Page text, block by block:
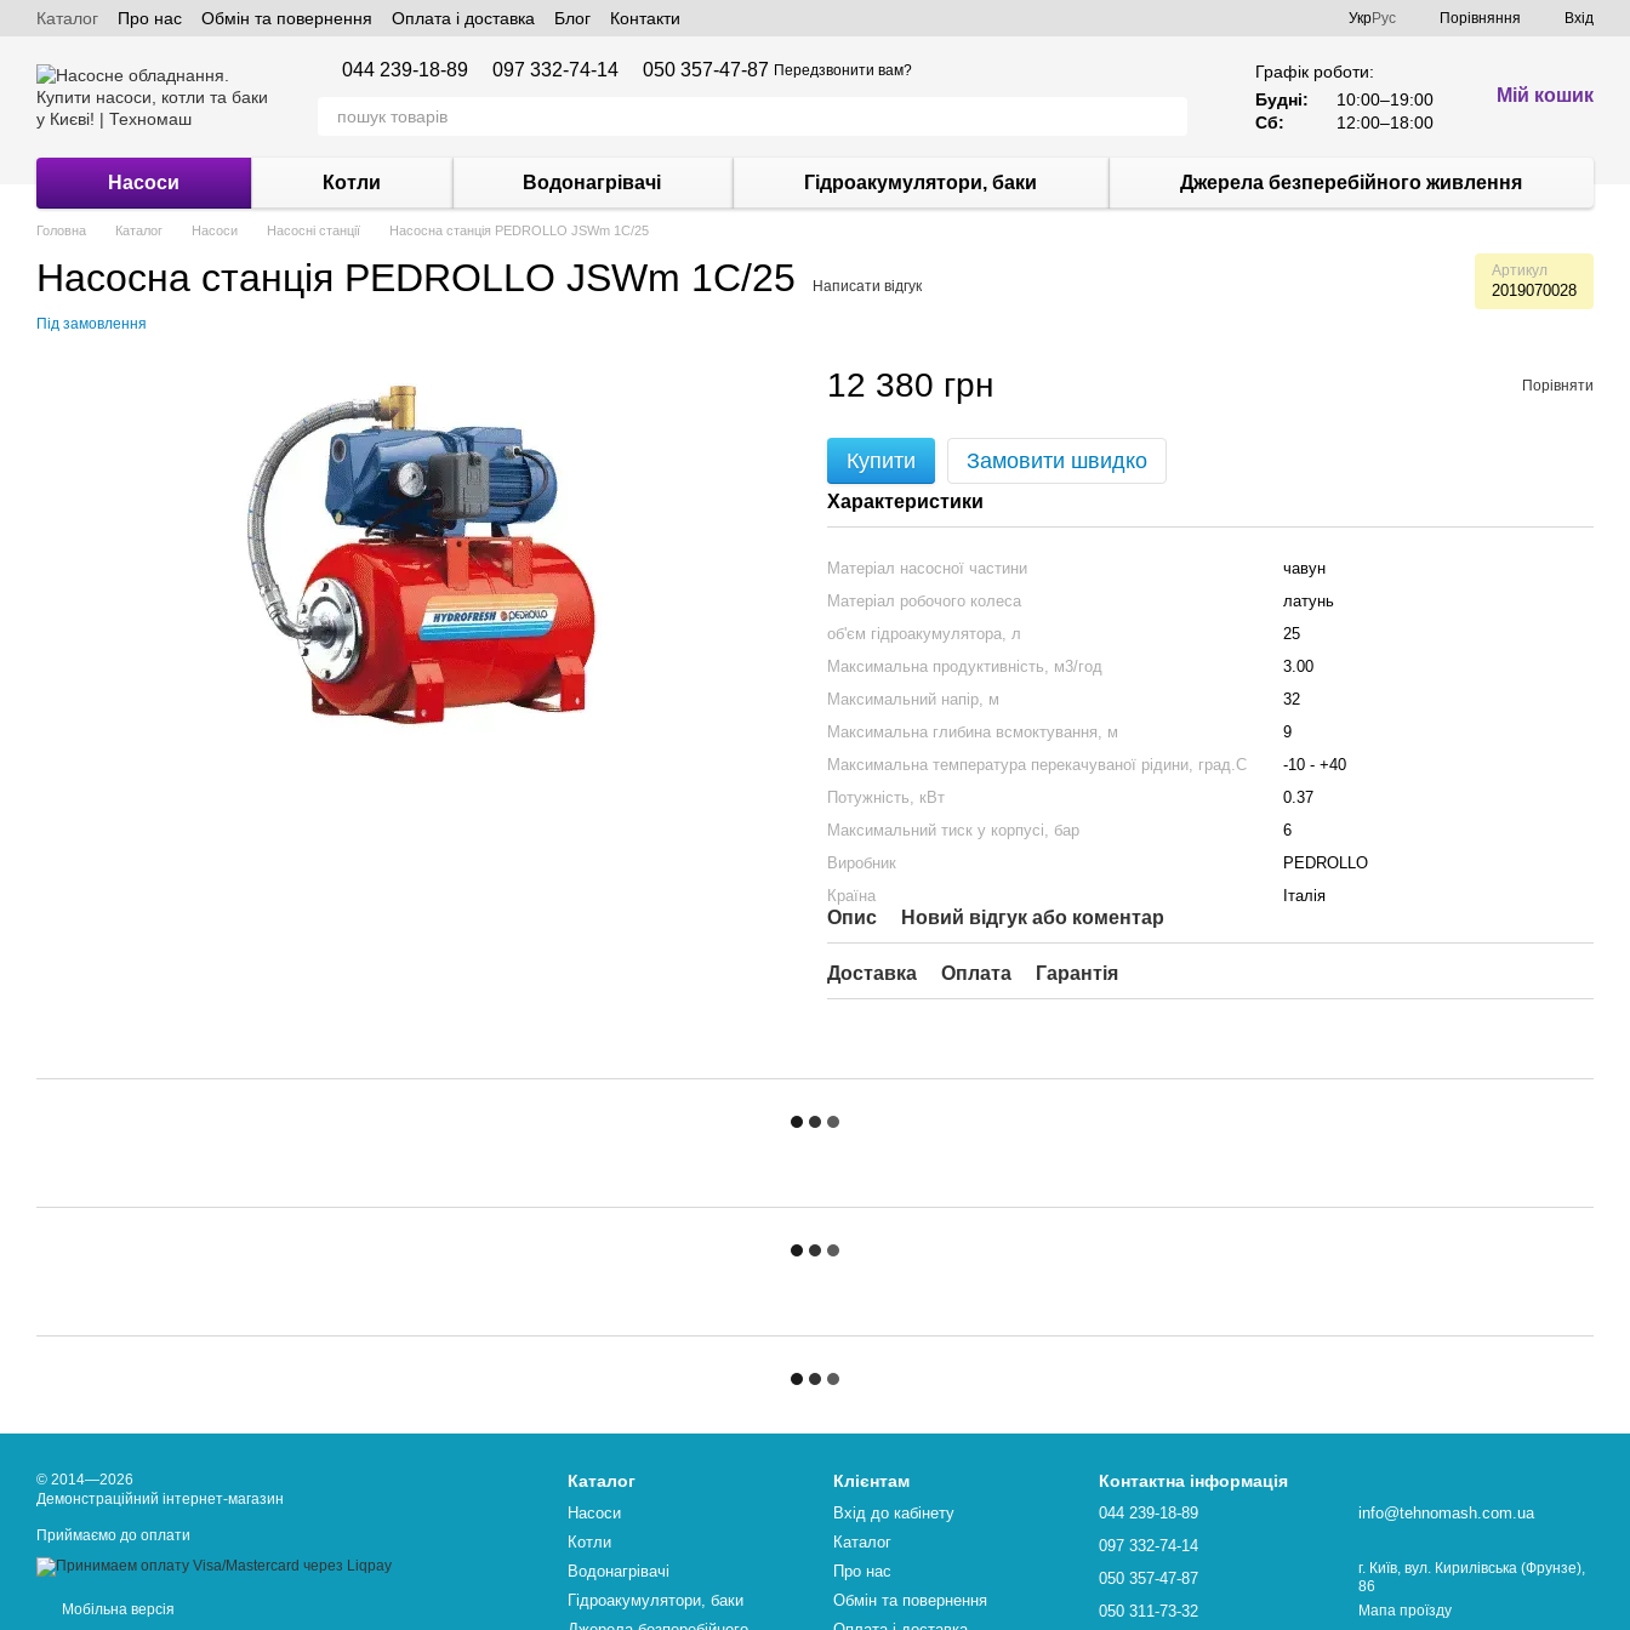
Перейти до основного контенту
Каталог Про нас Обмін та повернення Оплата і доставка Блог Контакти УкрРус Порівняння Вхід
044 239-18-89 097 332-74-14 050 357-47-87 Передзвонити вам?
Графік роботи:
Будні:
10:00–19:00
Сб:
12:00–18:00
Мій кошик
Насоси Котли Водонагрівачі Гідроакумулятори, баки Джерела безперебійного живлення
Головна Каталог Насоси Насосні станції Насосна станція PEDROLLO JSWm 1C/25
Насосна станція PEDROLLO JSWm 1C/25 Написати відгук
Артикул
2019070028
Під замовлення
12 380 грн Порівняти
Купити Замовити швидко
Характеристики
Матеріал насосної частини
чавун
Матеріал робочого колеса
латунь
об'єм гідроакумулятора, л
25
Максимальна продуктивність, м3/год
3.00
Максимальний напір, м
32
Максимальна глибина всмоктування, м
9
Максимальна температура перекачуваної рідини, град.С
-10 - +40
Потужність, кВт
0.37
Максимальний тиск у корпусі, бар
6
Виробник
PEDROLLO
Країна
Італія
Опис Новий відгук або коментар
Доставка Оплата Гарантія
© 2014—2026
Демонстраційний інтернет-магазин
Приймаємо до оплати
Мобільна версія
Каталог
Насоси
Котли
Водонагрівачі
Гідроакумулятори, баки
Клієнтам
Вхід до кабінету
Каталог
Про нас
Обмін та повернення
Контактна інформація
044 239-18-89
097 332-74-14
050 357-47-87
050 311-73-32
info@tehnomash.com.ua
г. Київ, вул. Кирилівська (Фрунзе),
86
Мапа проїзду